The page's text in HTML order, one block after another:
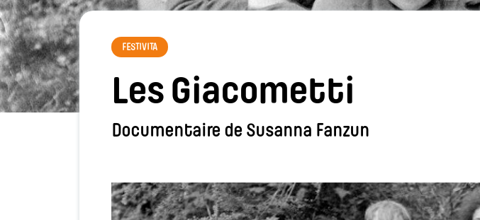
FESTIVITA
Les Giacometti
Documentaire de Susanna Fanzun